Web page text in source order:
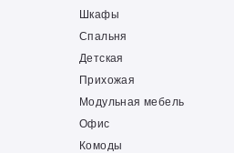
Шкафы
Спальня
Детская
Прихожая
Модульная мебель
Офис
Комоды